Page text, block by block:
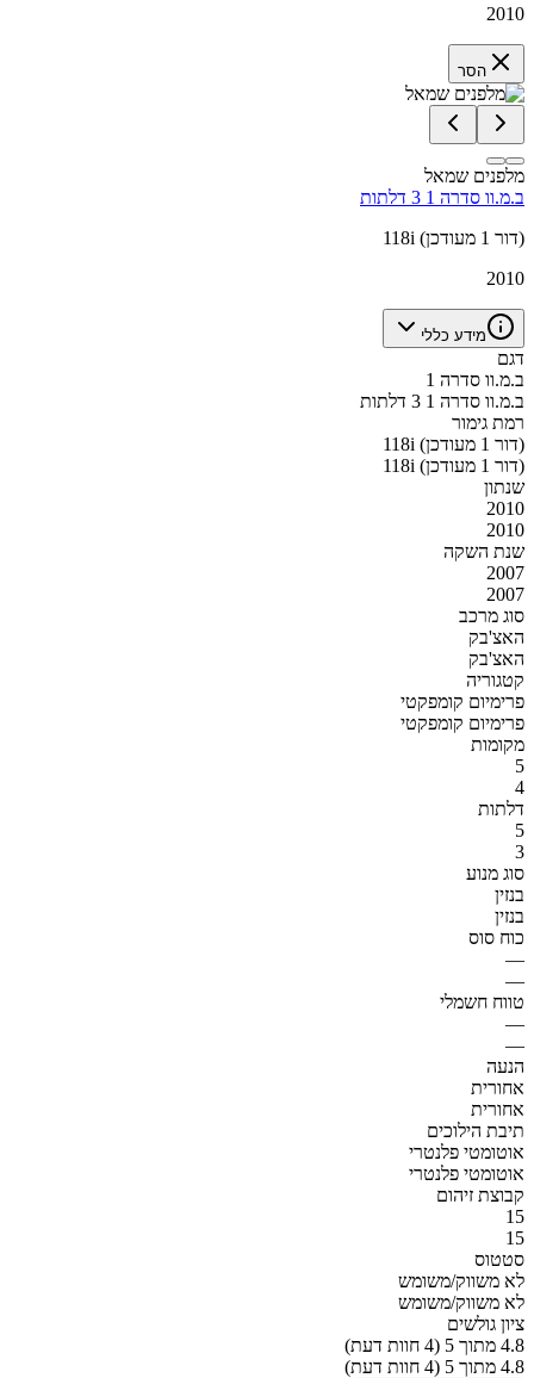
2010
הסר
מלפנים שמאל
ב.מ.וו סדרה 1 3 דלתות
118i (דור 1 מעודכן)
2010
מידע כללי
דגם
ב.מ.וו סדרה 1
ב.מ.וו סדרה 1 3 דלתות
רמת גימור
118i (דור 1 מעודכן)
118i (דור 1 מעודכן)
שנתון
2010
2010
שנת השקה
2007
2007
סוג מרכב
האצ'בק
האצ'בק
קטגוריה
פרימיום קומפקטי
פרימיום קומפקטי
מקומות
5
4
דלתות
5
3
סוג מנוע
בנזין
בנזין
כוח סוס
—
—
טווח חשמלי
—
—
הנעה
אחורית
אחורית
תיבת הילוכים
אוטומטי פלנטרי
אוטומטי פלנטרי
קבוצת זיהום
15
15
סטטוס
לא משווק/משומש
לא משווק/משומש
ציון גולשים
4.8 מתוך 5 (4 חוות דעת)
4.8 מתוך 5 (4 חוות דעת)